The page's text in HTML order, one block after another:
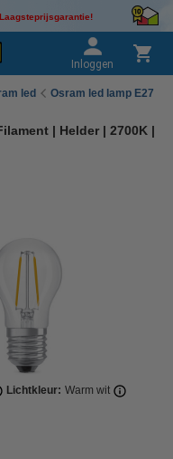
Laagsteprijsgarantie!
Inloggen
led Osram led lamp E27
| Helder | 2700K |
Lichtkleur: Warm wit